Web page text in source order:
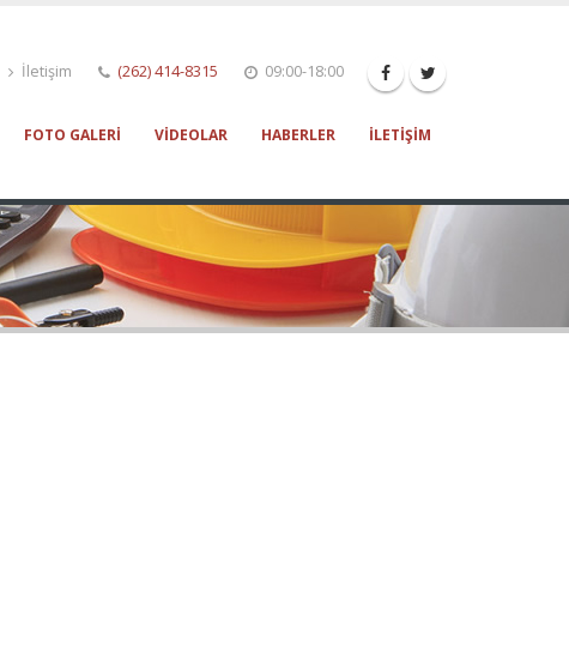
İletişim (262) 414-8315 09:00-18:00
FOTO GALERI VIDEOLAR HABERLER İLETIŞIM